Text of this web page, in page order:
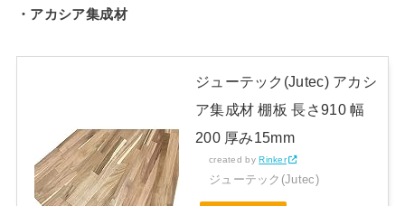
・アカシア集成材
ジューテック(Jutec) アカシ
ア集成材 棚板 長さ910 幅
200 厚み15mm
created byRinker
ジューテック(Jutec)